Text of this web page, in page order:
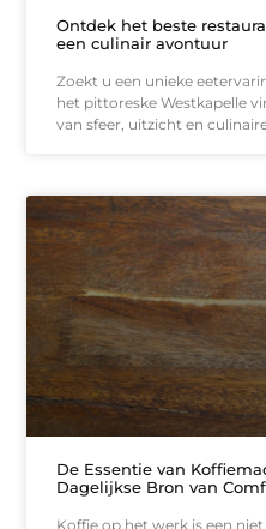
Ontdek het beste
een culinair avontuur
Zoekt u een unieke
het pittoreske Westkapelle
van sfeer, uitzicht en
De Essentie van
Dagelijkse Bron van
Koffie op het werk is een